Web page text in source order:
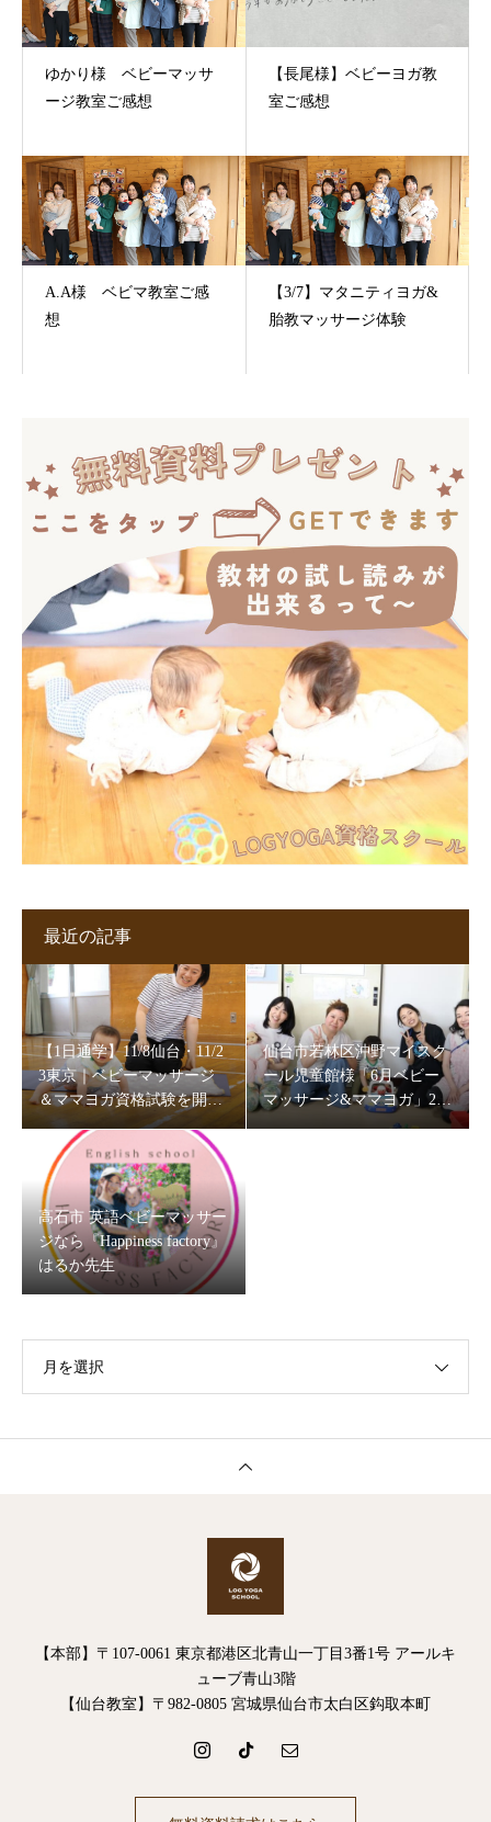
ゆかり様 ベビーマッサ
ージ教室ご感想
【長尾様】ベビーヨガ教
室ご感想
A.A様 ベビマ教室ご感
想
【3/7】マタニティヨガ&
胎教マッサージ体験
最近の記事
【1日通学】11/8仙台・11/2
3東京｜ベビーマッサージ
＆ママヨガ資格試験を開催
仙台市若林区沖野マイスク
ール児童館様「6月ベビー
マッサージ&ママヨガ」202
高石市 英語ベビーマッサー
ジなら『Happiness factory』
はるか先生
月を選択
【本部】〒107-0061 東京都港区北青山一丁目3番1号 アールキ
ューブ青山3階
【仙台教室】〒982-0805 宮城県仙台市太白区鈎取本町